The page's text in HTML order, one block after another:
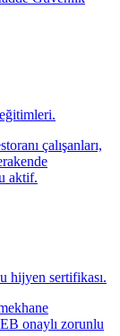
çalışanları,
aktif.
hijyen sertifikası.
onaylı zorunlu